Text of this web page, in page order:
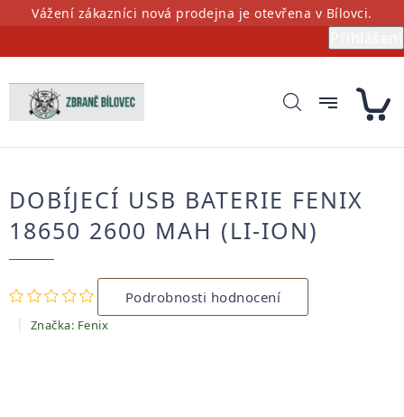
PřejítVážení zákazníci nová prodejna je otevřena v Bílovci.
DOBÍJECÍ USB BATERIE FENIX
18650 2600 MAH (LI-ION)
Průměrné
hodnocení
produktu
je
Podrobnosti hodnocení
Značka: Fenix